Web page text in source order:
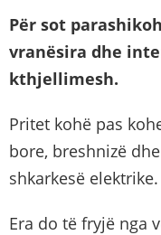
Për sot
vranësira dhe
kthjellimesh.
Pritet kohë pas
bore, breshnizë
shkarkesë elektrike.
Era do të fryjë nga